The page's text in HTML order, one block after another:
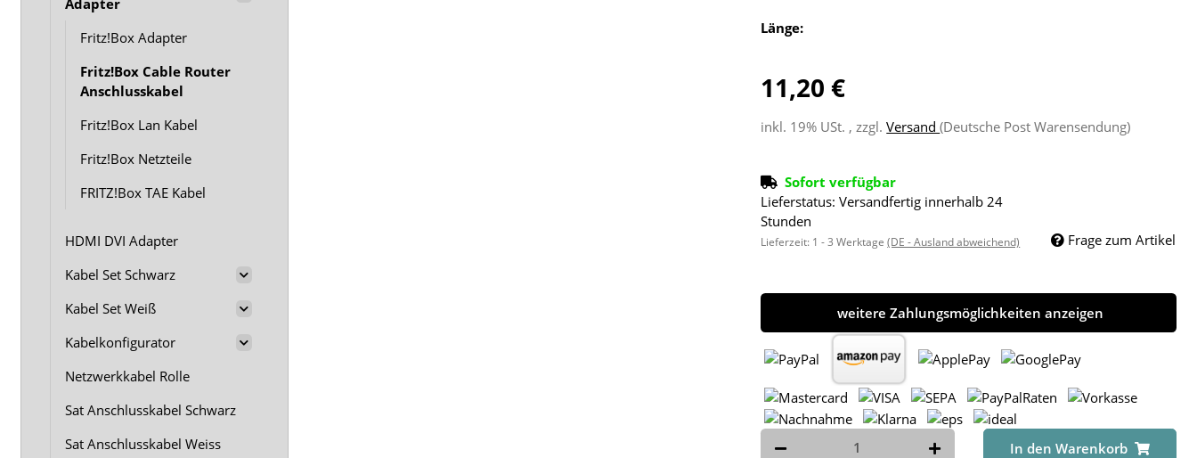
Länge:
11,20 €
inkl. 19% USt. , zzgl.Versand(Deutsche Post Warensendung)
Sofort verfügbar
Lieferstatus: Versandfertig innerhalb 24
Stunden
Lieferzeit: 1 - 3 Werktage(DE - Ausland abweichend) Frage zum Artikel
weitere Zahlungsmöglichkeiten anzeigen
In den Warenkorb
Adapter
Fritz!Box Adapter
Fritz!Box Cable Router
Anschlusskabel
Fritz!Box Lan Kabel
Fritz!Box Netzteile
FRITZ!Box TAE Kabel
HDMI DVI Adapter
Kabel Set Schwarz
Kabel Set Weiß
Kabelkonfigurator
Netzwerkkabel Rolle
Sat Anschlusskabel Schwarz
Sat Anschlusskabel Weiss